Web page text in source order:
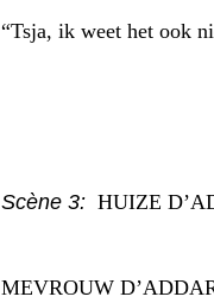
“Tsja, ik weet het ook
Scène 3: HUIZE
MEVROUW